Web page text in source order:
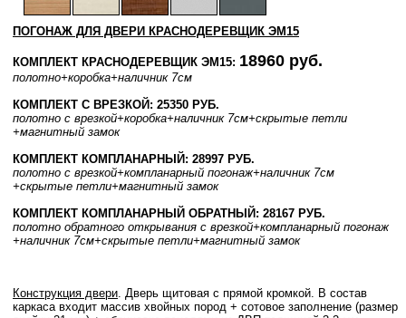
ПОГОНАЖ ДЛЯ ДВЕРИ КРАСНОДЕРЕВЩИК ЭМ15
КОМПЛЕКТ КРАСНОДЕРЕВЩИК ЭМ15: 18960 руб.
полотно+коробка+наличник 7см
КОМПЛЕКТ С ВРЕЗКОЙ: 25350 РУБ.
полотно с врезкой+коробка+наличник 7см+скрытые петли
+магнитный замок
КОМПЛЕКТ КОМПЛАНАРНЫЙ: 28997 РУБ.
полотно с врезкой+компланарный погонаж+наличник 7см
+скрытые петли+магнитный замок
КОМПЛЕКТ КОМПЛАНАРНЫЙ ОБРАТНЫЙ: 28167 РУБ.
полотно обратного открывания с врезкой+компланарный погонаж
+наличник 7см+скрытые петли+магнитный замок
Конструкция двери. Дверь щитовая с прямой кромкой. В состав
каркаса входит массив хвойных пород + сотовое заполнение (размер